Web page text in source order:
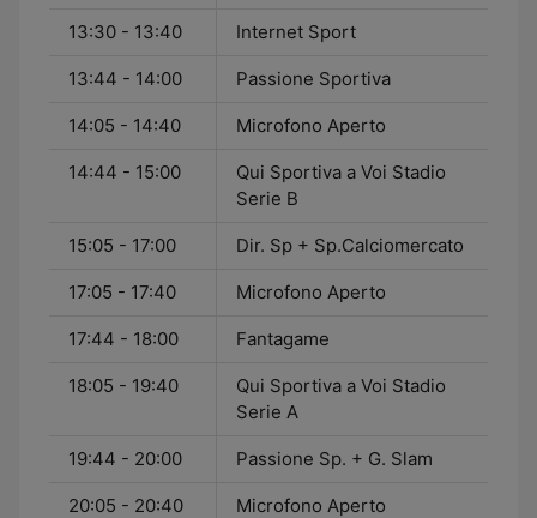
13:30 - 13:40 Internet Sport
13:44 - 14:00 Passione Sportiva
14:05 - 14:40 Microfono Aperto
14:44 - 15:00
Qui Sportiva a Voi Stadio
Serie B
15:05 - 17:00 Dir. Sp + Sp.Calciomercato
17:05 - 17:40 Microfono Aperto
17:44 - 18:00 Fantagame
18:05 - 19:40
Qui Sportiva a Voi Stadio
Serie A
19:44 - 20:00 Passione Sp. + G. Slam
20:05 - 20:40 Microfono Aperto